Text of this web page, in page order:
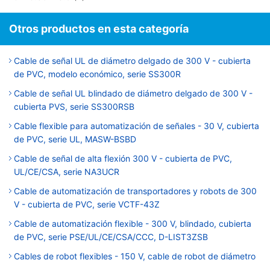
Otros productos en esta categoría
Cable de señal UL de diámetro delgado de 300 V - cubierta
de PVC, modelo económico, serie SS300R
Cable de señal UL blindado de diámetro delgado de 300 V -
cubierta PVS, serie SS300RSB
Cable flexible para automatización de señales - 30 V, cubierta
de PVC, serie UL, MASW-BSBD
Cable de señal de alta flexión 300 V - cubierta de PVC,
UL/CE/CSA, serie NA3UCR
Cable de automatización de transportadores y robots de 300
V - cubierta de PVC, serie VCTF-43Z
Cable de automatización flexible - 300 V, blindado, cubierta
de PVC, serie PSE/UL/CE/CSA/CCC, D-LIST3ZSB
Cables de robot flexibles - 150 V, cable de robot de diámetro